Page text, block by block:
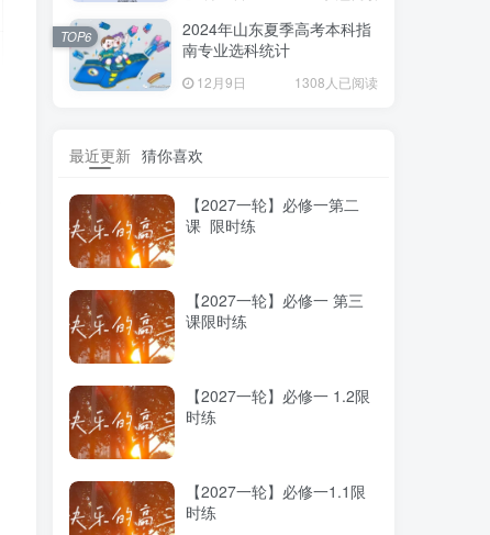
2024年山东夏季高考本科指
南专业选科统计
12月9日 1308人已阅读
TOP6
最近更新 猜你喜欢
【2027一轮】必修一第二
课 限时练
【2027一轮】必修一 第三
课限时练
【2027一轮】必修一 1.2限
时练
【2027一轮】必修一1.1限
时练